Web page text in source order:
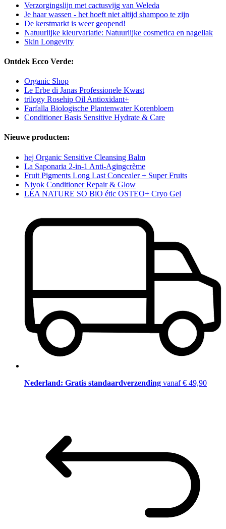
Verzorgingslijn met cactusvijg van Weleda
Je haar wassen - het hoeft niet altijd shampoo te zijn
De kerstmarkt is weer geopend!
Natuurlijke kleurvariatie: Natuurlijke cosmetica en nagellak
Skin Longevity
Ontdek Ecco Verde:
Organic Shop
Le Erbe di Janas Professionele Kwast
trilogy Rosehip Oil Antioxidant+
Farfalla Biologische Plantenwater Korenbloem
Conditioner Basis Sensitive Hydrate & Care
Nieuwe producten:
hej Organic Sensitive Cleansing Balm
La Saponaria 2-in-1 Anti-Agingcrème
Fruit Pigments Long Last Concealer + Super Fruits
Niyok Conditioner Repair & Glow
LÉA NATURE SO BiO étic OSTEO+ Cryo Gel
Nederland: Gratis standaardverzending vanaf € 49,90